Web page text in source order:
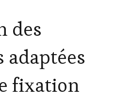
des
adaptées
fixation